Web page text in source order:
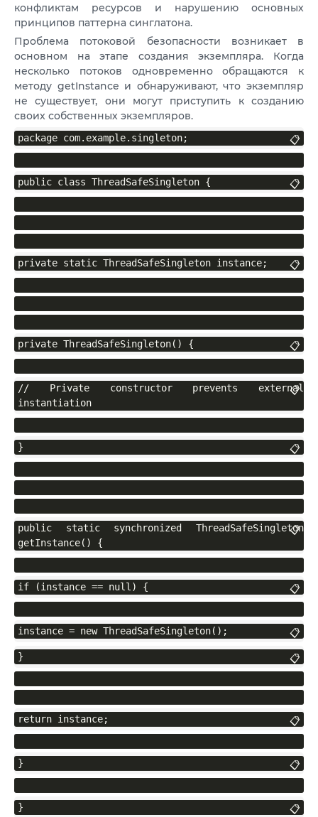
конфликтам ресурсов и нарушению основных
принципов паттерна синглатона.
Проблема потоковой безопасности возникает в
основном на этапе создания экземпляра. Когда
несколько потоков одновременно обращаются к
методу getInstance и обнаруживают, что экземпляр
не существует, они могут приступить к созданию
своих собственных экземпляров.
package com.example.singleton; 📋
public class ThreadSafeSingleton { 📋
private static ThreadSafeSingleton instance; 📋
private ThreadSafeSingleton() { 📋
// Private constructor prevents external
instantiation
📋
} 📋
public static synchronized ThreadSafeSingleton
getInstance() {
📋
if (instance == null) { 📋
instance = new ThreadSafeSingleton(); 📋
} 📋
return instance; 📋
} 📋
} 📋